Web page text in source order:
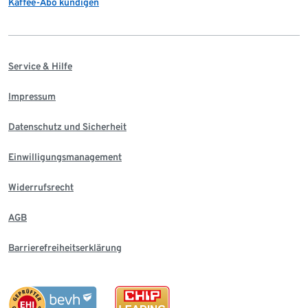
Service & Hilfe
Impressum
Datenschutz und Sicherheit
Einwilligungsmanagement
Widerrufsrecht
AGB
Barrierefreiheitserklärung